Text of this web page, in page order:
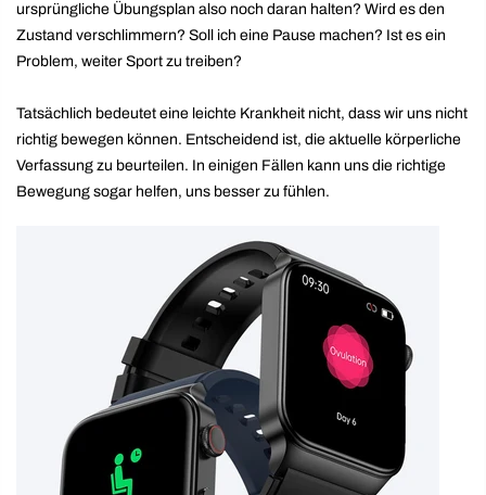
ursprüngliche Übungsplan also noch daran halten? Wird es den
Zustand verschlimmern? Soll ich eine Pause machen? Ist es ein
Problem, weiter Sport zu treiben?
Tatsächlich bedeutet eine leichte Krankheit nicht, dass wir uns nicht
richtig bewegen können. Entscheidend ist, die aktuelle körperliche
Verfassung zu beurteilen. In einigen Fällen kann uns die richtige
Bewegung sogar helfen, uns besser zu fühlen.